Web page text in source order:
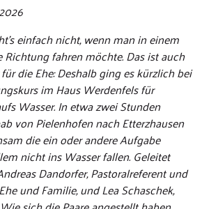
einfach nicht, wenn man in einem
fahren möchte. Das ist auch
die Ehe: Deshalb ging es kürzlich bei
im Haus Werdenfels für
Wasser. In etwa zwei Stunden
von Pielenhofen nach Etterzhausen
die ein oder andere Aufgabe
nicht ins Wasser fallen. Geleitet
Dandorfer, Pastoralreferent und
und Familie, und Lea Schaschek,